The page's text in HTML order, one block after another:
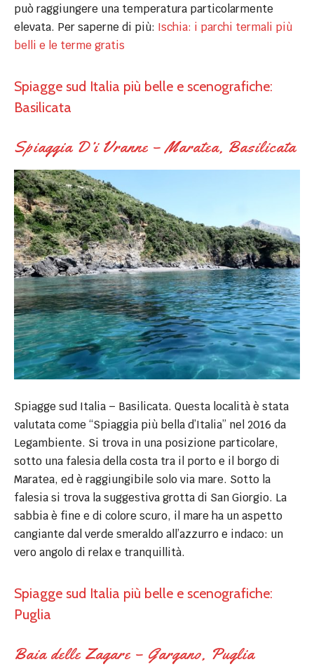
può raggiungere una temperatura particolarmente
elevata. Per saperne di più: Ischia: i parchi termali più
belli e le terme gratis
Spiagge sud Italia più belle e scenografiche:
Basilicata
Spiaggia D’i Vranne – Maratea, Basilicata
Spiagge sud Italia – Basilicata. Questa località è stata
valutata come “Spiaggia più bella d’Italia” nel 2016 da
Legambiente. Si trova in una posizione particolare,
sotto una falesia della costa tra il porto e il borgo di
Maratea, ed è raggiungibile solo via mare. Sotto la
falesia si trova la suggestiva grotta di San Giorgio. La
sabbia è fine e di colore scuro, il mare ha un aspetto
cangiante dal verde smeraldo all’azzurro e indaco: un
vero angolo di relax e tranquillità.
Spiagge sud Italia più belle e scenografiche:
Puglia
Baia delle Zagare – Gargano, Puglia